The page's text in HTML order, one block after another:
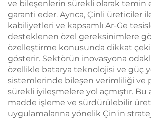
ve bileşenlerin sürekli olarak temin
garanti eder. Ayrıca, Çinli üreticiler
kabiliyetleri ve kapsamlı Ar-Ge
desteklenen özel gereksinimlere
özelleştirme konusunda dikkat
gösterir. Sektörün inovasyona odaklı
özellikle batarya teknolojisi ve güç
sistemlerinde bileşen verimliliği ve
sürekli iyileşmelere yol açmıştır. Bu
madde işleme ve sürdürülebilir
uygulamalarına yönelik Çin'in